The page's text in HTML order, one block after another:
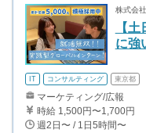
株式会
【
に強
IT コンサルティング 東京都
マーケティング/広報
時給 1,500円〜1,700円
週2日〜 / 1日5時間〜